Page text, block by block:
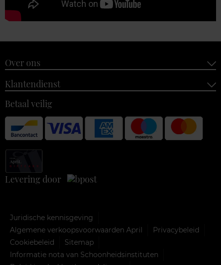
Over ons
Klantendienst
Betaal veilig
Levering door
Juridische kennisgeving
Algemene verkoopsvoorwaarden April
Privacybeleid
Cookiebeleid
Sitemap
Informatie nota van Schoonheidsinstituten